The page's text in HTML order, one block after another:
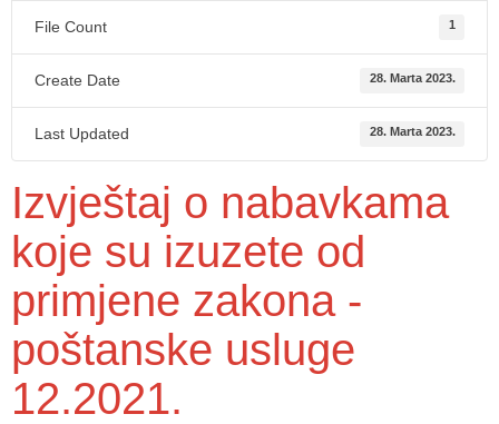
File Count 1
Create Date 28. Marta 2023.
Last Updated 28. Marta 2023.
Izvještaj o nabavkama
koje su izuzete od
primjene zakona -
poštanske usluge
12.2021.